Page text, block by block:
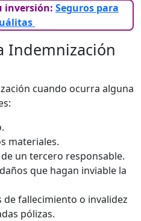
inversión: Seguros para
Indemnización
cuando ocurra alguna
materiales.
un tercero responsable.
que hagan inviable la
de fallecimiento o invalidez
pólizas.